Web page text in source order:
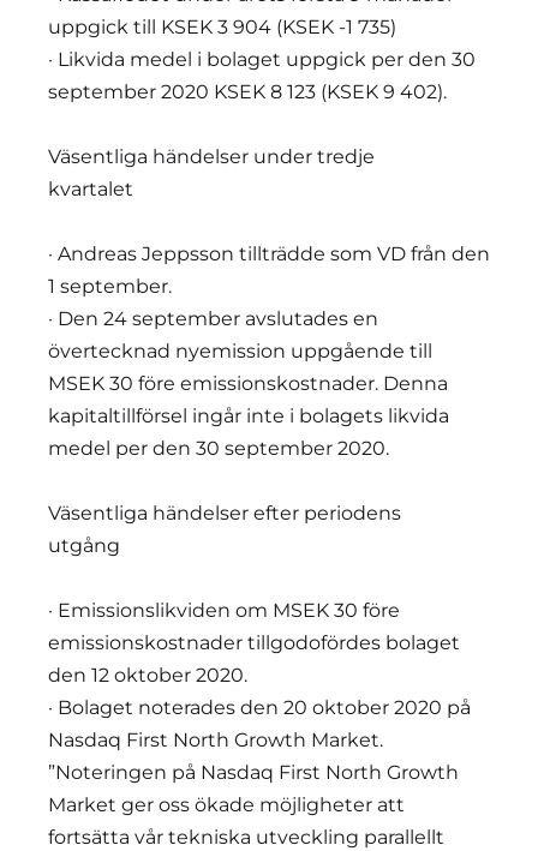
uppgick till KSEK 3 904 (KSEK -1 735)
· Likvida medel i bolaget uppgick per den 30
september 2020 KSEK 8 123 (KSEK 9 402).
Väsentliga händelser under tredje
· Andreas Jeppsson tillträdde som VD från den
1 september.
· Den 24 september avslutades en
övertecknad nyemission uppgående till
MSEK 30 före emissionskostnader. Denna
kapitaltillförsel ingår inte i bolagets likvida
medel per den 30 september 2020.
Väsentliga händelser efter periodens
· Emissionslikviden om MSEK 30 före
emissionskostnader tillgodofördes bolaget
den 12 oktober 2020.
· Bolaget noterades den 20 oktober 2020 på
Nasdaq First North Growth Market.
”Noteringen på Nasdaq First North Growth
Market ger oss ökade möjligheter att
fortsätta vår tekniska utveckling parallellt